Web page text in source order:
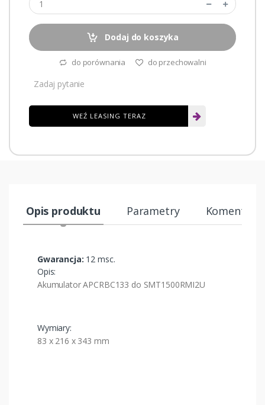
Dodaj do koszyka
do porównania do przechowalni
Zadaj pytanie
WEŹ LEASING TERAZ
Opis produktu Parametry
Gwarancja: 12 msc.
Opis:
Akumulator APCRBC133 do SMT1500RMI2U
Wymiary:
83 x 216 x 343 mm